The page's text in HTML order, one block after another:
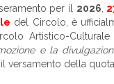
per il 2026
del Circolo, è
Artistico-Culturale
e la
il versamento della